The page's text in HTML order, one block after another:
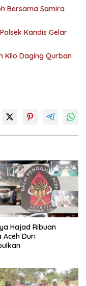
Bersama Samira
Kandis Gelar
Kilo Daging Qurban
Hajad Ribuan
Aceh Duri